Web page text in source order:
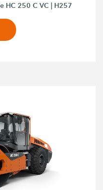
HC 250 C VC | H257